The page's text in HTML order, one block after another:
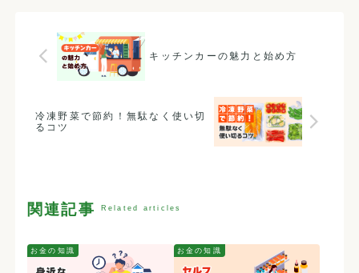
キッチンカーの魅力と始め方
冷凍野菜で節約！無駄なく使い切
るコツ
関連記事
お金の知識 お金の知識